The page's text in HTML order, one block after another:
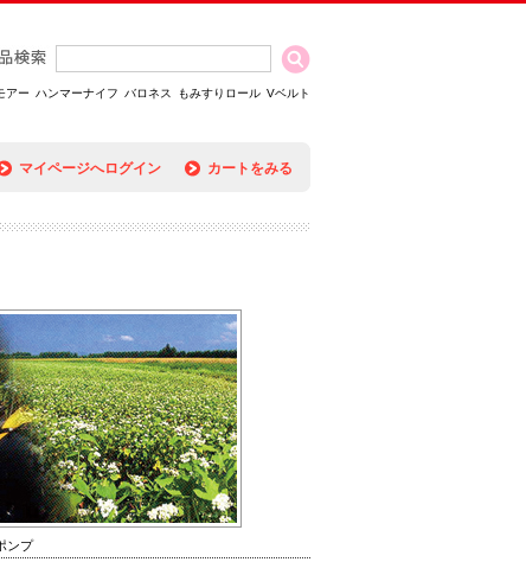
アー ハンマーナイフ バロネス もみすりロール Vベルト
マイページへログイン カートをみる
プ